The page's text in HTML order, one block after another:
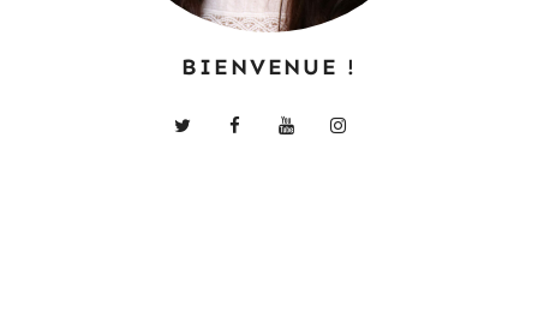
BIENVENUE !